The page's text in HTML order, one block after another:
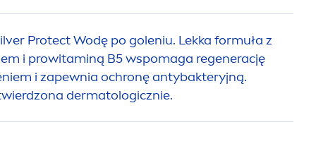
ProtectWodę po goleniu. Lekka formuła z
i prowitaminą B5 wspomaga regenerację
i zapewnia ochronę antybakteryjną.
dermatologicznie.